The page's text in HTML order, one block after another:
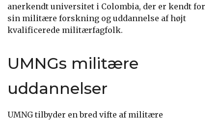
anerkendt universitet i Colombia, der er kendt for
sin militære forskning og uddannelse af højt
kvalificerede militærfagfolk.
UMNGs militære
uddannelser
UMNG tilbyder en bred vifte af militære